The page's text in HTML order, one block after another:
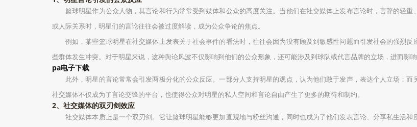
篮球明星作为公众人物，其言论和行为常常受到媒体和公众的高度关注。当他们在社交媒体上发布言论时，言辞的轻
或人际关系时，明星们的言论往往会被过度解读，成为公众争论的焦点。
例如，某些篮球明星在社交媒体上发表关于社会事件的看法时，往往会因为没有顾及到敏感性问题而引发社会的强烈
些群体发生冲突。对于明星来说，这种舆论风波不仅影响到他们的公众形象，还可能涉及到球队或代言品牌的立场，进而影响
pa电子下载
此外，明星的言论常常会引发两极分化的公众反应。一部分人支持明星的观点，认为他们敢于发声，表达个人立场；
社交媒体不仅成为了言论交锋的平台，也使得公众对明星的私人空间和言论自由产生了更多的期待和制约。
2、社交媒体的双刃剑效应
社交媒体本质上是一个双刃剑。它让篮球明星能够更加直观地与粉丝沟通，同时也成为了他们发表言论、分享私生活